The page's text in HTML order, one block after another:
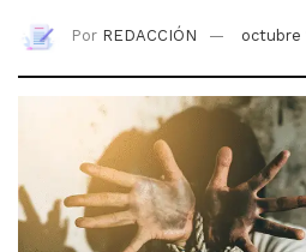
Por REDACCIÓN octubre